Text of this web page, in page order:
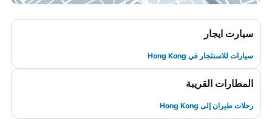
سيارت ايجار
سيارات للاستئجار في Hong Kong
المطارات القريبة
رحلات طيران إلى Hong Kong